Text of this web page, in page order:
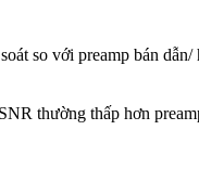
so với preamp bán dẫn/
thường thấp hơn